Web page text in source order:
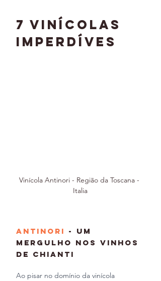
7 vinícolas
Imperdíves
Vinícola Antinori - Região da Toscana -
Italia
Antinori - Um
Mergulho nos Vinhos
de Chianti
Ao pisar no domínio da vinícola